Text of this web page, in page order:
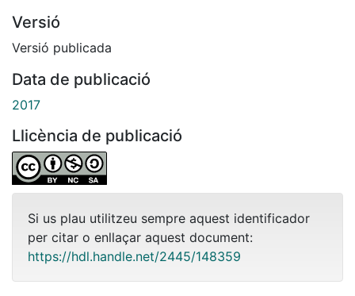
Versió
Versió publicada
Data de publicació
2017
Llicència de publicació
Si us plau utilitzeu sempre aquest identificador
per citar o enllaçar aquest document:
https://hdl.handle.net/2445/148359